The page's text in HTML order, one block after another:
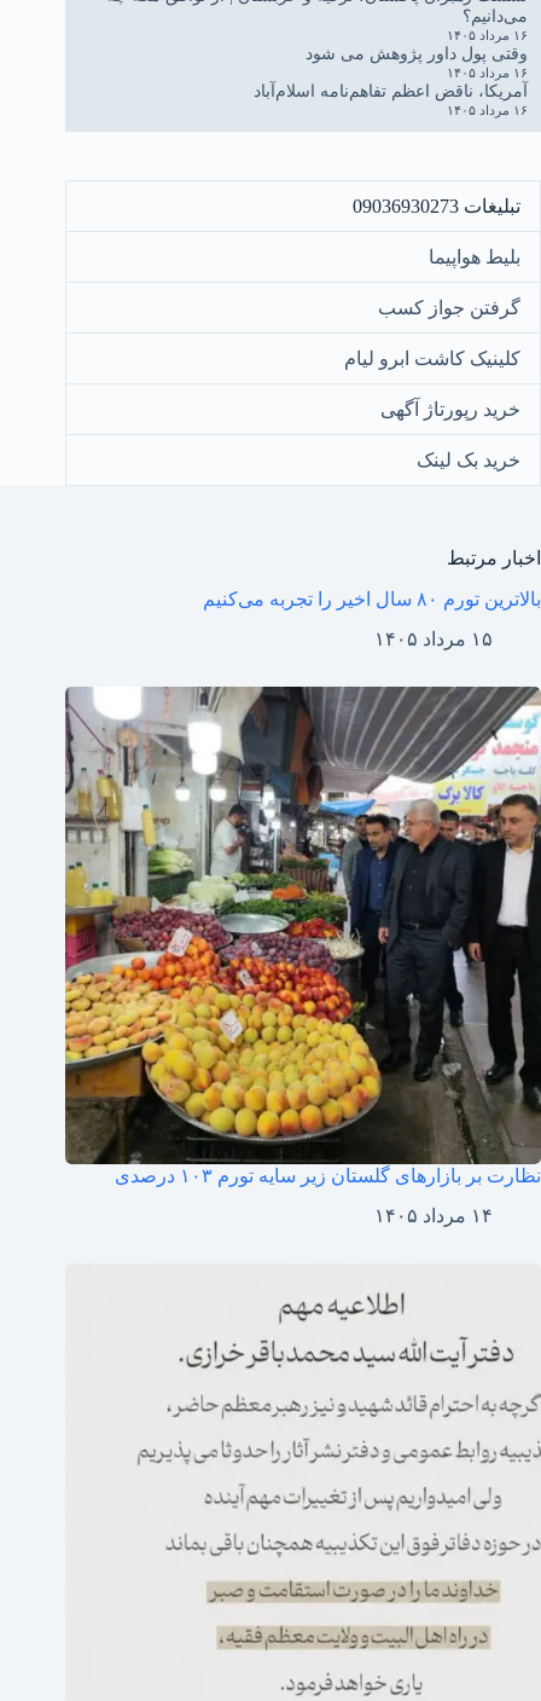
می‌دانیم؟
۱۶ مرداد ۱۴۰۵
وقتی پول داور پژوهش می شود
۱۶ مرداد ۱۴۰۵
آمریکا، ناقض اعظم تفاهم‌نامه اسلام‌آباد
۱۶ مرداد ۱۴۰۵
تبلیغات 09036930273
بلیط هواپیما
گرفتن جواز کسب
کلینیک کاشت ابرو لیام
خرید رپورتاژ آگهی
خرید بک لینک
اخبار مرتبط
بالاترین تورم ۸۰ سال اخیر را تجربه می‌کنیم
۱۵ مرداد ۱۴۰۵
نظارت بر بازارهای گلستان زیر سایه تورم ۱۰۳ درصدی
۱۴ مرداد ۱۴۰۵